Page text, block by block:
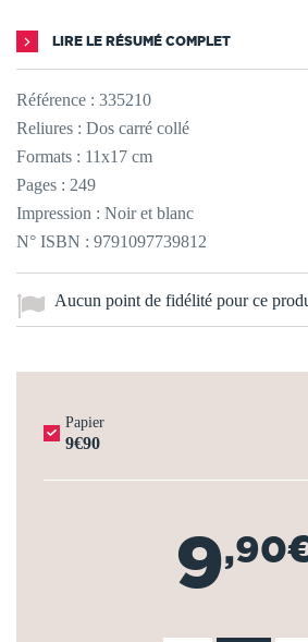
LIRE LE RÉSUMÉ COMPLET
Référence : 335210
Reliures : Dos carré collé
Formats : 11x17 cm
Pages : 249
Impression : Noir et blanc
N° ISBN : 9791097739812
Aucun point de fidélité pour ce
Papier
9€90
9